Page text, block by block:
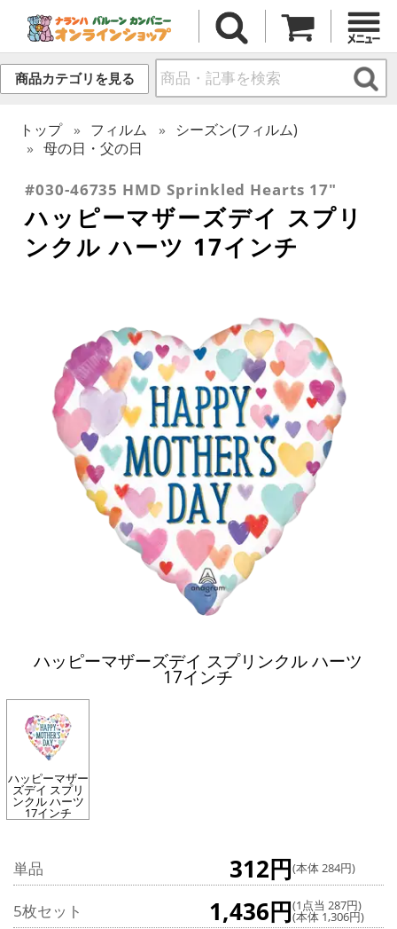
商品カテゴリを見る
トップ フィルム
シーズン(フィルム)
母の日・父の日
#030-46735 HMD Sprinkled Hearts 17"
ハッピーマザーズデイ スプリ
ンクル ハーツ 17インチ
ハッピーマザーズデイ スプリンクル ハーツ
17インチ
ハッピーマザー
ズデイ スプリ
ンクル ハーツ
17インチ
単品 312円(本体 284円)
5枚セット 1,436円(1点当 287円)
(本体 1,306円)